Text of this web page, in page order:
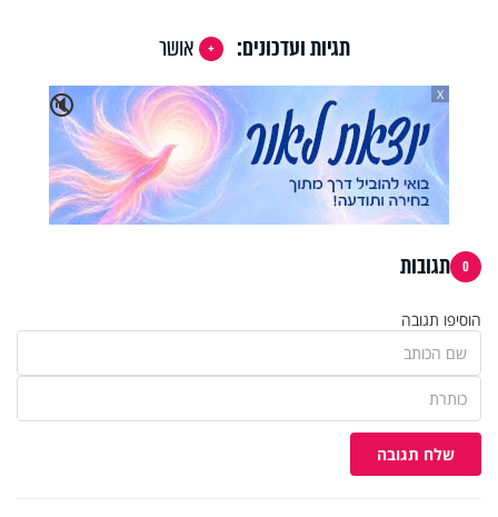
תגיות ועדכונים:
אושר
🔇
X
0 תגובות
הוסיפו תגובה
שלח תגובה